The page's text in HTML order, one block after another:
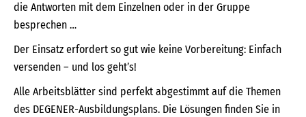
die Antworten mit dem Einzelnen oder in der Gruppe
besprechen …
Der Einsatz erfordert so gut wie keine Vorbereitung: Einfach
versenden – und los geht’s!
Alle Arbeitsblätter sind perfekt abgestimmt auf die Themen
des DEGENER-Ausbildungsplans. Die Lösungen finden Sie in